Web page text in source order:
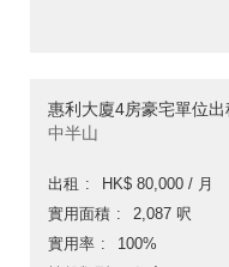
惠利大廈4房豪宅單位出
中半山
出租
HK$ 80,000 / 月
實用面積
2,087 呎
實用率
100%